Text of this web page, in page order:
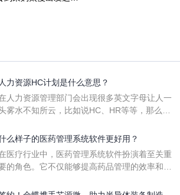
人力资源HC计划是什么意思？
人力资源管理部门会出现很多英文字母让人一
雾水不知所云，比如说HC、HR等等，那么它
么呢？
么样子的医药管理系统软件更好用？
医疗行业中，医药管理系统软件扮演着至关重
的角色。它不仅能够提高药品管理的效率和准
个好用的医药管理系统软件应具备以下特点。